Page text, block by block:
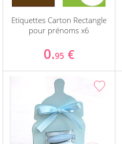
Etiquettes Carton Rectangle
pour prénoms x6
0.95 €